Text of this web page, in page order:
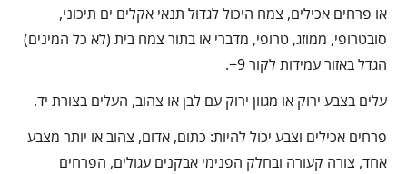
או פרחים אכילים, צמח היכול לגדול תנאי אקלים ים תיכוני,
סובטרופי, ממוזג, טרופי, מדברי או בתור צמח בית (לא כל המינים)
הגדל באזור עמידות לקור 9+.
עלים בצבע ירוק או מגוון ירוק עם לבן או צהוב, העלים בצורת יד.
פרחים אכילים וצבע יכול להיות: כתום, אדום, צהוב או יותר מצבע
אחד, צורה קעורה ובחלק הפנימי אבקנים עגולים, הפרחים